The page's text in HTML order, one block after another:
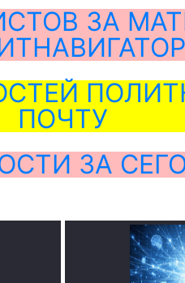
ЗА
ПОЧТУ
ЗА